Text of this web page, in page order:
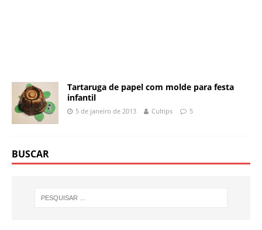
Tartaruga de papel com molde para festa
infantil
5 de janeiro de 2013 Cultips 5
BUSCAR